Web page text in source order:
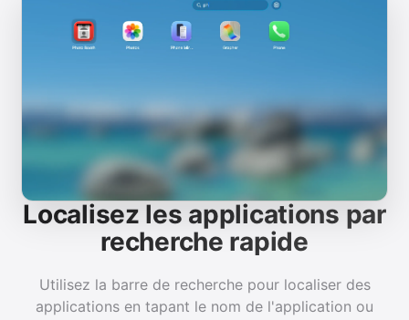
Localisez les applications par
recherche rapide
Utilisez la barre de recherche pour localiser des
applications en tapant le nom de l'application ou